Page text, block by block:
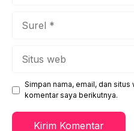
Simpan nama, email, dan
komentar saya berikutnya.